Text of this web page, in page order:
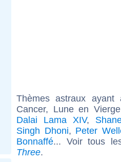
Thèmes astraux
Cancer, Lune en
Dalai Lama XIV,
Singh Dhoni, Peter
Bonnaffé... Voir tous
Three.